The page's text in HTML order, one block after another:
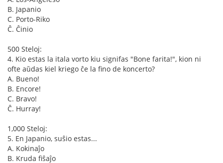
B. Japanio
C. Porto-Riko
Ĉ. Ĉinio
500 Steloj:
4. Kio estas la itala vorto kiu signifas "Bone farita!", kion ni
ofte aŭdas kiel kriego ĉe la fino de koncerto?
A. Bueno!
B. Encore!
C. Bravo!
Ĉ. Hurray!
1,000 Steloj:
5. En Japanio, suŝio estas...
A. Kokinaĵo
B. Kruda fiŝaĵo